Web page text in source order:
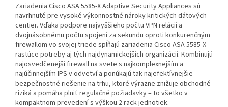
Zariadenia Cisco ASA 5585-X Adaptive Security Appliances sú
navrhnuté pre vysoké výkonnostné nároky kritických dátových
centier. Vďaka podpore najvyššieho počtu VPN relácií a
dvojnásobnému počtu spojení za sekundu oproti konkurenčným
firewallom vo svojej triede spĺňajú zariadenia Cisco ASA 5585-X
rastúce potreby aj tých najdynamickejších organizácií. Kombinujú
najosvedčenejší firewall na svete s najkomplexnejším a
najúčinnejším IPS v odvetví a ponúkajú tak najefektívnejšie
bezpečnostné riešenie na trhu, ktoré výrazne znižuje obchodné
riziká a pomáha plniť regulačné požiadavky – to všetko v
kompaktnom prevedení s výškou 2 rack jednotiek.